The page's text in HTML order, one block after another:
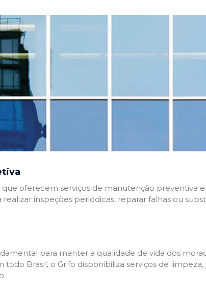
que oferecem serviços de manutenção
realizar inspeções periódicas, reparar falhas ou
para manter a qualidade de vida dos
Brasil, o Grifo disponibiliza serviços de